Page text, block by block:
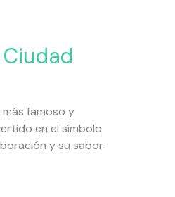
famoso y
en el símbolo
y su sabor